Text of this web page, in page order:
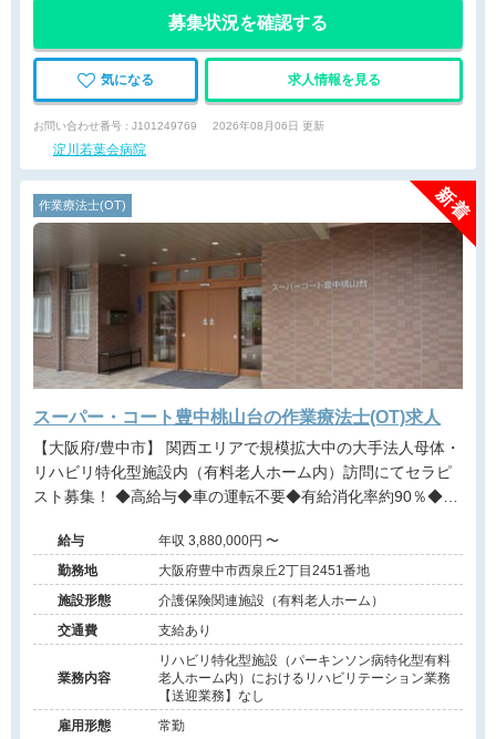
募集状況を確認する
気になる 求人情報を見る
お問い合わせ番号 : J101249769 2026年08月06日 更新
淀川若葉会病院
作業療法士(OT)
スーパー・コート豊中桃山台の作業療法士(OT)求人
【大阪府/豊中市】 関西エリアで規模拡大中の大手法人母体・
リハビリ特化型施設内（有料老人ホーム内）訪問にてセラピ
スト募集！ ◆高給与◆車の運転不要◆有給消化率約90％◆パ
大手法人◆事業拡大に伴う増員募集
給与
年収 3,880,000円 〜
勤務地
大阪府豊中市西泉丘2丁目2451番地
施設形態
介護保険関連施設（有料老人ホーム）
交通費
支給あり
業務内容
リハビリ特化型施設（パーキンソン病特化型有料
老人ホーム内）におけるリハビリテーション業務
【送迎業務】なし
雇用形態
常勤